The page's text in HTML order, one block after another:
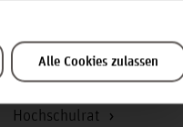
Alle Cookies zulassen
Hochschulrat